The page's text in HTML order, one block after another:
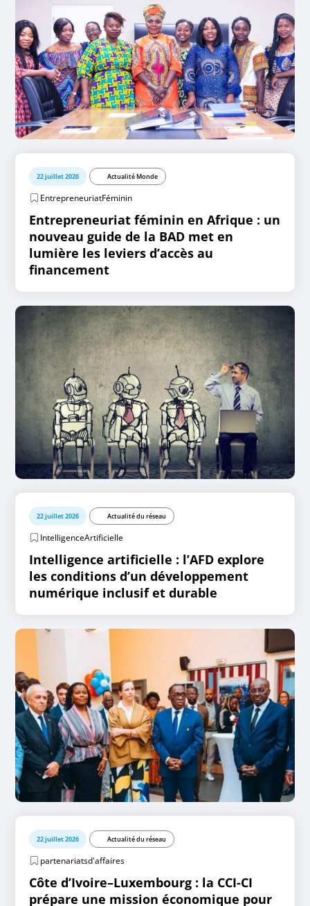
22 juillet 2026 Actualité Monde
EntrepreneuriatFéminin
Entrepreneuriat féminin en Afrique : un
nouveau guide de la BAD met en
lumière les leviers d’accès au
financement
22 juillet 2026 Actualité du réseau
IntelligenceArtificielle
Intelligence artificielle : l’AFD explore
les conditions d’un développement
numérique inclusif et durable
22 juillet 2026 Actualité du réseau
partenariatsd'affaires
Côte d’Ivoire–Luxembourg : la CCI-CI
prépare une mission économique pour